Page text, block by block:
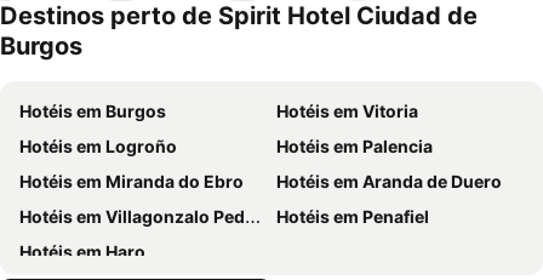
mento
Destinos perto de Spirit Hotel Ciudad de
Burgos
Hotéis em Burgos
Hotéis em Vitoria
Hotéis em Logroño
Hotéis em Palencia
Hotéis em Miranda do Ebro
Hotéis em Aranda de Duero
Hotéis em Villagonzalo Pedernales
Hotéis em Penafiel
Hotéis em Haro